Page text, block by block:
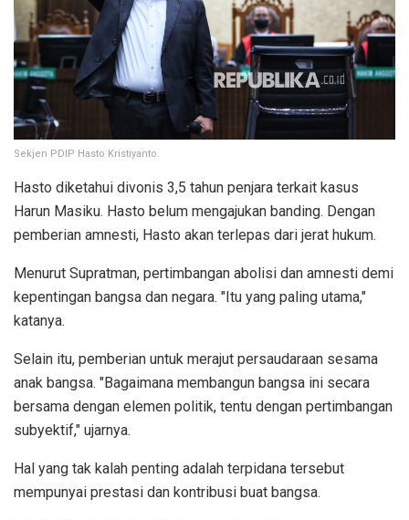
Sekjen PDIP Hasto Kristiyanto.
Hasto diketahui divonis 3,5 tahun penjara terkait kasus
Harun Masiku. Hasto belum mengajukan banding. Dengan
pemberian amnesti, Hasto akan terlepas dari jerat hukum.
Menurut Supratman, pertimbangan abolisi dan amnesti demi
kepentingan bangsa dan negara. "Itu yang paling utama,"
katanya.
Selain itu, pemberian untuk merajut persaudaraan sesama
anak bangsa. "Bagaimana membangun bangsa ini secara
bersama dengan elemen politik, tentu dengan pertimbangan
subyektif," ujarnya.
Hal yang tak kalah penting adalah terpidana tersebut
mempunyai prestasi dan kontribusi buat bangsa.